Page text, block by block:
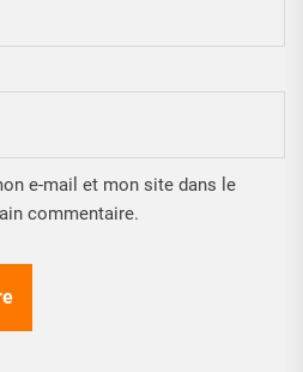
e-mail et mon site dans le
commentaire.